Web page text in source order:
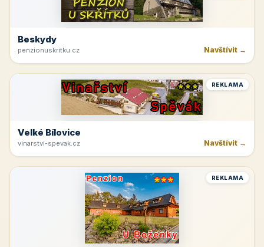
Beskydy
penzionuskritku.cz Navštívit →
REKLAMA
Velké Bílovice
vinarstvi-spevak.cz Navštívit →
REKLAMA